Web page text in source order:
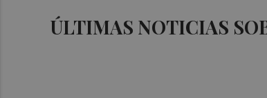
ÚLTIMAS NOTICIAS